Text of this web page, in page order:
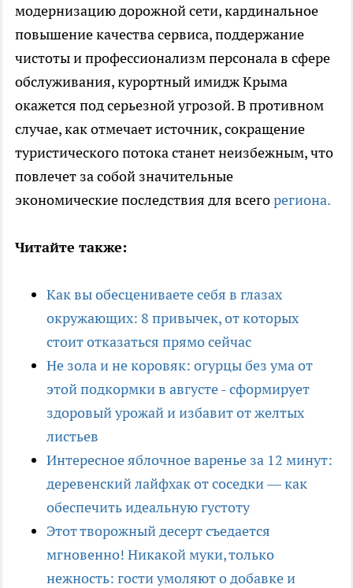
модернизацию дорожной сети, кардинальное
повышение качества сервиса, поддержание
чистоты и профессионализм персонала в сфере
обслуживания, курортный имидж Крыма
окажется под серьезной угрозой. В противном
случае, как отмечает источник, сокращение
туристического потока станет неизбежным, что
повлечет за собой значительные
экономические последствия для всегорегиона.
Читайте также:
Как вы обесцениваете себя в глазах
окружающих: 8 привычек, от которых
стоит отказаться прямо сейчас
Не зола и не коровяк: огурцы без ума от
этой подкормки в августе - сформирует
здоровый урожай и избавит от желтых
листьев
Интересное яблочное варенье за 12 минут:
деревенский лайфхак от соседки — как
обеспечить идеальную густоту
Этот творожный десерт съедается
мгновенно! Никакой муки, только
нежность: гости умоляют о добавке и